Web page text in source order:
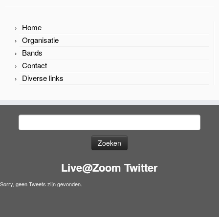
Home
Organisatie
Bands
Contact
Diverse links
Live@Zoom Twitter
Sorry, geen Tweets zijn gevonden.